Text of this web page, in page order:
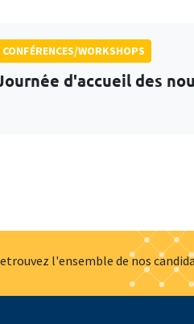
CONFÉRENCES/WORKSHOPS
d'accueil des
l'ensemble de nos